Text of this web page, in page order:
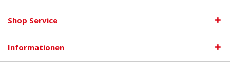
Shop Service
Informationen